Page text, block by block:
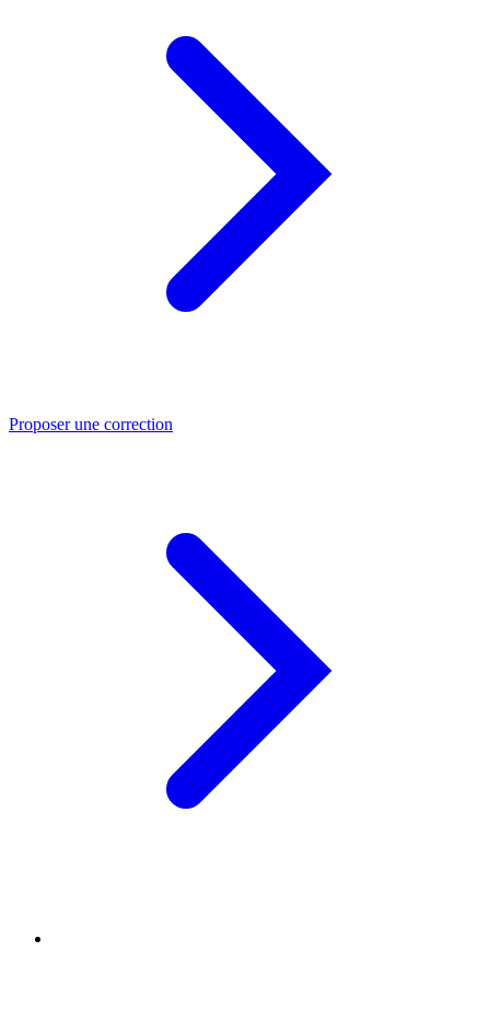
Proposer une correction